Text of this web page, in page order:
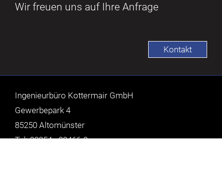
Wir freuen uns auf Ihre Anfrage
Kontakt
Ingenieurbüro Kottermair GmbH
Gewerbepark 4
85250 Altomünster
Tel: 08254 - 99466-0